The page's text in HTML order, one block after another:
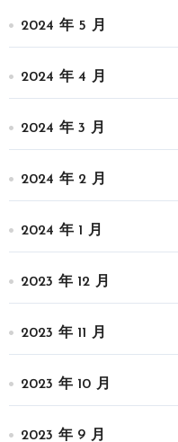
2024 年 5 月
2024 年 4 月
2024 年 3 月
2024 年 2 月
2024 年 1 月
2023 年 12 月
2023 年 11 月
2023 年 10 月
2023 年 9 月